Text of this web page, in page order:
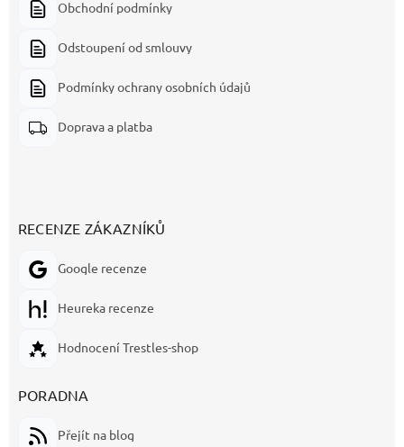
Obchodní podmínky
Odstoupení od smlouvy
Podmínky ochrany osobních údajů
Doprava a platba
RECENZE ZÁKAZNÍKŮ
Google recenze
Heureka recenze
Hodnocení Trestles-shop
PORADNA
Přejít na blog